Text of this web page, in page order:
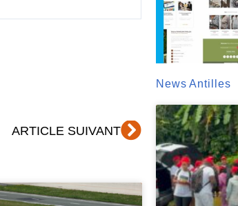
ARTICLE SUIVANTSuivant
News Antilles